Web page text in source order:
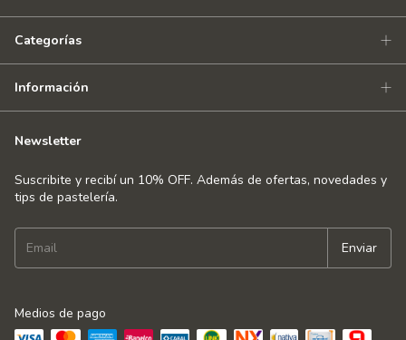
Categorías
Información
Newsletter
Suscribite y recibí un 10% OFF. Además de ofertas, novedades y
tips de pastelería.
Medios de pago